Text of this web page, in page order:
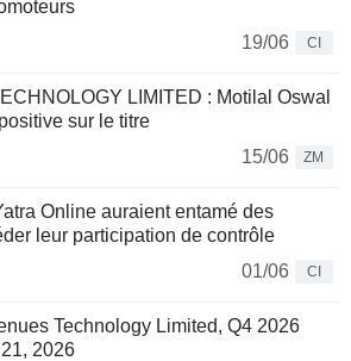
19/06
CI
LIMITED : Motilal Oswal
sur le titre
15/06
ZM
Online auraient entamé des
leur participation de contrôle
01/06
CI
Technology Limited, Q4 2026
2026